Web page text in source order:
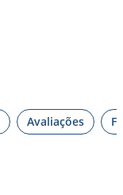
Avaliações